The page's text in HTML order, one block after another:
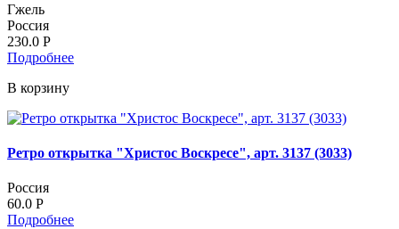
Гжель
Россия
230.0 Р
Подробнее
В корзину
Ретро открытка "Христос Воскресе", арт. 3137 (3033)
Россия
60.0 Р
Подробнее